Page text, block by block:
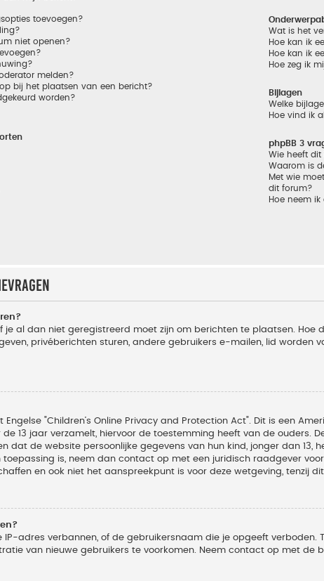
toevoegen?
niet openen?
melden?
bij het plaatsen van een bericht?
worden?
Wat is het
Hoe kan ik
Hoe kan ik
Hoe zeg ik
Bijlagen
Welke
Hoe vind ik
phpBB 3
Wie heeft dit
Waarom is
Met wie
dit forum?
Hoe neem
je al dan niet geregistreerd moet zijn om berichten te plaatsen. Hoe
privéberichten sturen, andere gebruikers e-mailen, lid worden
Engelse "Children’s Online Privacy and Protection Act". Dit is een
13 jaar verzamelt, hiervoor de toestemming heeft van de ouders.
dat de website persoonlijke gegevens van hun kind, jonger dan 13,
is, neem dan contact op met een juridisch raadgever
en ook niet het aanspreekpunt is voor deze wetgeving, tenzij
IP-adres verbannen, of de gebruikersnaam die je opgeeft
van nieuwe gebruikers te voorkomen. Neem contact op met de